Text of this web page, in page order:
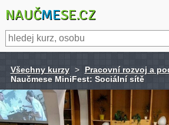
NAUČMESE.CZ
Všechny kurzy > Pracovní rozvoj a
Naučmese MiniFest: Sociální sítě